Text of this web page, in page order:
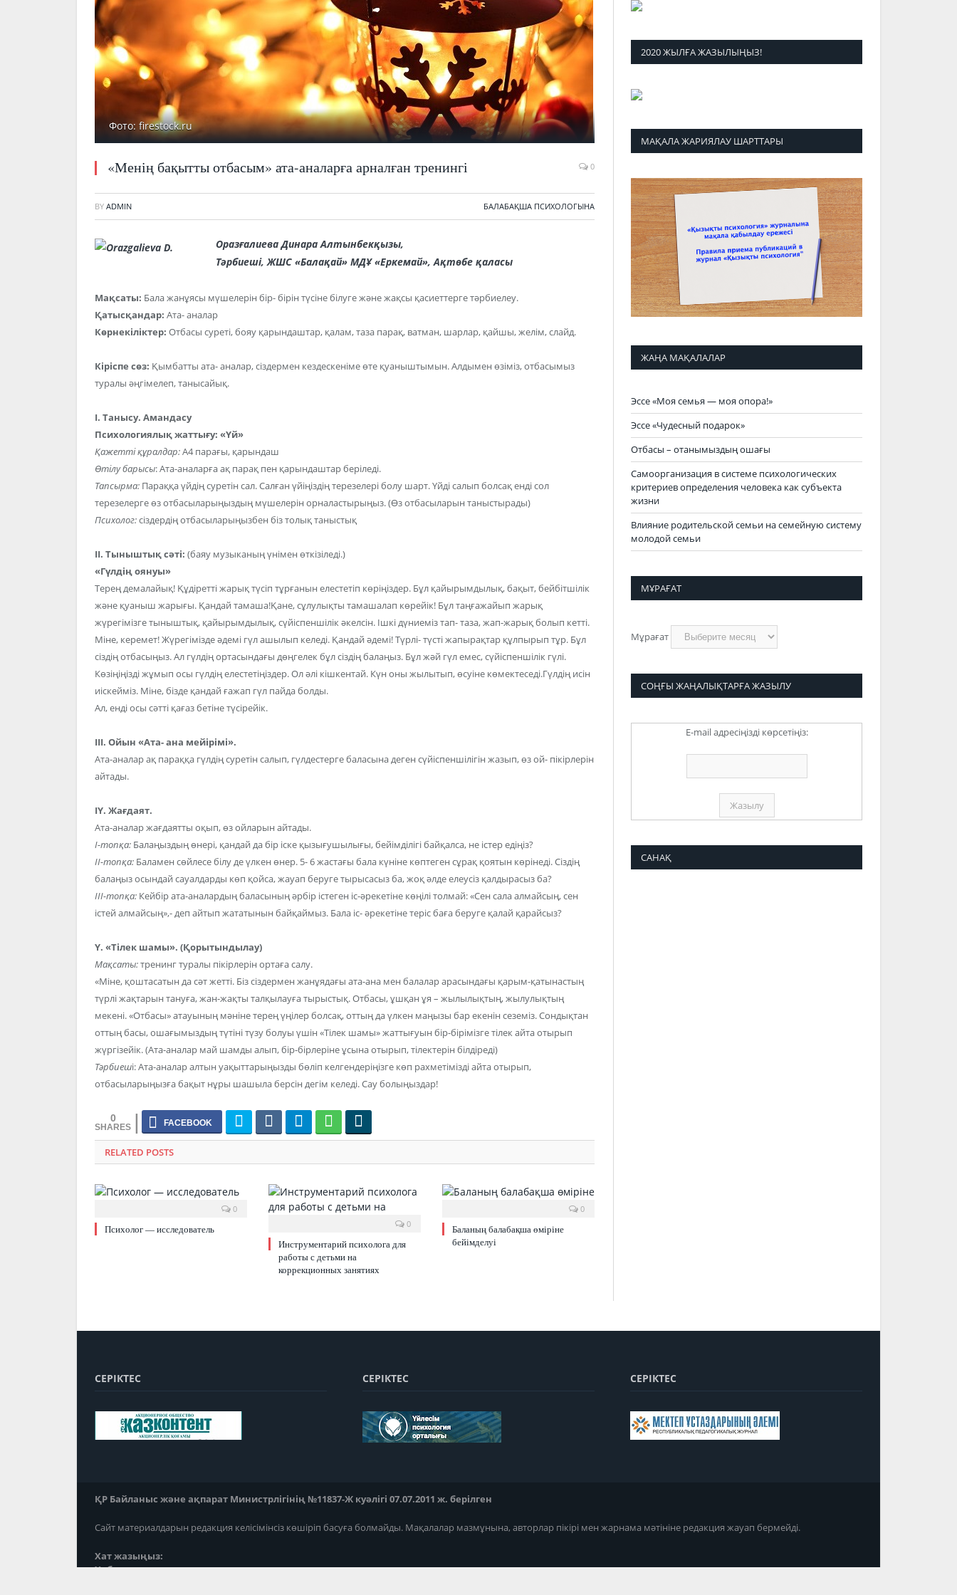
Фото: firestock.ru
«Менің бақытты отбасым» ата-аналарға арналған тренингі 0
BY ADMIN БАЛАБАҚША ПСИХОЛОГЫНА
Оразғалиева Динара Алтынбекқызы,
Тәрбиеші, ЖШС «Балақай» МДҰ «Еркемай», Ақтөбе қаласы
Мақсаты: Бала жанұясы мүшелерін бір- бірін түсіне білуге және жақсы қасиеттерге тәрбиелеу.
Қатысқандар: Ата- аналар
Көрнекіліктер: Отбасы суреті, бояу қарындаштар, қалам, таза парақ, ватман, шарлар, қайшы, желім, слайд.
Кіріспе сөз: Қымбатты ата- аналар, сіздермен кездескеніме өте қуаныштымын. Алдымен өзіміз, отбасымыз
туралы әңгімелеп, танысайық.
І. Танысу. Амандасу
Психологиялық жаттығу: «Үй»
Қажетті құралдар:А4 парағы, қарындаш
Өтілу барысы: Ата-аналарға ақ парақ пен қарындаштар беріледі.
Тапсырма: Параққа үйдің суретін сал. Салған үйіңіздің терезелері болу шарт. Үйді салып болсақ енді сол
терезелерге өз отбасыларыңыздың мүшелерін орналастырыңыз. (Өз отбасыларын таныстырады)
Психолог:сіздердің отбасыларыңызбен біз толық таныстық
ІІ. Тыныштық сәті: (баяу музыканың үнімен өткізіледі.)
«Гүлдің оянуы»
Терең демалайық! Құдіретті жарық түсіп тұрғанын елестетіп көріңіздер. Бұл қайырымдылық, бақыт, бейбітшілік
және қуаныш жарығы. Қандай тамаша!Қане, сұлулықты тамашалап көрейік! Бұл таңғажайып жарық
жүрегімізге тыныштық, қайырымдылық, сүйіспеншілік әкелсін. Ішкі дүниеміз тап- таза, жап-жарық болып кетті.
Міне, керемет! Жүрегімізде әдемі гүл ашылып келеді. Қандай әдемі! Түрлі- түсті жапырақтар құлпырып тұр. Бұл
сіздің отбасыңыз. Ал гүлдің ортасындағы дөңгелек бұл сіздің балаңыз. Бұл жәй гүл емес, сүйіспеншілік гүлі.
Көзіңіңізді жұмып осы гүлдің елестетіңіздер. Ол әлі кішкентай. Күн оны жылытып, өсуіне көмектеседі.Гүлдің исін
иіскейміз. Міне, бізде қандай ғажап гүл пайда болды.
Ал, енді осы сәтті қағаз бетіне түсірейік.
ІІІ. Ойын «Ата- ана мейірімі».
Ата-аналар ақ параққа гүлдің суретін салып, гүлдестерге баласына деген сүйіспеншілігін жазып, өз ой- пікірлерін
айтады.
ІҮ. Жағдаят.
Ата-аналар жағдаятты оқып, өз ойларын айтады.
І-топқа: Балаңыздың өнері, қандай да бір іске қызығушылығы, бейімділігі байқалса, не істер едіңіз?
ІІ-топқа: Баламен сөйлесе білу де үлкен өнер. 5- 6 жастағы бала күніне көптеген сұрақ қоятын көрінеді. Сіздің
балаңыз осындай сауалдарды көп қойса, жауап беруге тырысасыз ба, жоқ әлде елеусіз қалдырасыз ба?
ІІІ-топқа: Кейбір ата-аналардың баласының әрбір істеген іс-әрекетіне көңілі толмай: «Сен сала алмайсың, сен
істей алмайсың»,- деп айтып жататынын байқаймыз. Бала іс- әрекетіне теріс баға беруге қалай қарайсыз?
Ү. «Тілек шамы». (Қорытындылау)
Мақсаты:тренинг туралы пікірлерін ортаға салу.
«Міне, қоштасатын да сәт жетті. Біз сіздермен жанұядағы ата-ана мен балалар арасындағы қарым-қатынастың
түрлі жақтарын тануға, жан-жақты талқылауға тырыстық. Отбасы, ұшқан ұя – жылылықтың, жылулықтың
мекені. «Отбасы» атауының мәніне терең үңілер болсақ, оттың да үлкен маңызы бар екенін сеземіз. Сондықтан
оттың басы, ошағымыздың түтіні түзу болуы үшін «Тілек шамы» жаттығуын бір-бірімізге тілек айта отырып
жүргізейік. (Ата-аналар май шамды алып, бір-бірлеріне ұсына отырып, тілектерін білдіреді)
Тәрбиеші: Ата-аналар алтын уақыттарыңызды бөліп келгендеріңізге көп рахметімізді айта отырып,
отбасыларыңызға бақыт нұры шашыла берсін дегім келеді. Сау болыңыздар!
0
RELATED POSTS
0
Психолог — исследователь 0
Инструментарий психолога для
работы с детьми на
коррекционных занятиях
0
Баланың балабақша өміріне
бейімделуі
2020 ЖЫЛҒА ЖАЗЫЛЫҢЫЗ!
МАҚАЛА ЖАРИЯЛАУ ШАРТТАРЫ
ЖАҢА МАҚАЛАЛАР
Эссе «Моя семья — моя опора!»
Эссе «Чудесный подарок»
Отбасы – отанымыздың ошағы
Самоорганизация в системе психологических
критериев определения человека как субъекта
жизни
Влияние родительской семьи на семейную систему
молодой семьи
МҰРАҒАТ
Мұрағат
СОҢҒЫ ЖАҢАЛЫҚТАРҒА ЖАЗЫЛУ
E-mail адресіңізді көрсетіңіз:
САНАҚ
СЕРІКТЕС СЕРІКТЕС СЕРІКТЕС
ҚР Байланыс және ақпарат Министрлігінің №11837-Ж куәлігі 07.07.2011 ж. берілген
Сайт материалдарын редакция келісімінсіз көшіріп басуға болмайды. Мақалалар мазмұнына, авторлар пікірі мен жарнама мәтініне редакция жауап бермейді.
Хат жазыңыз:
Хабарласыңыз: ; ;